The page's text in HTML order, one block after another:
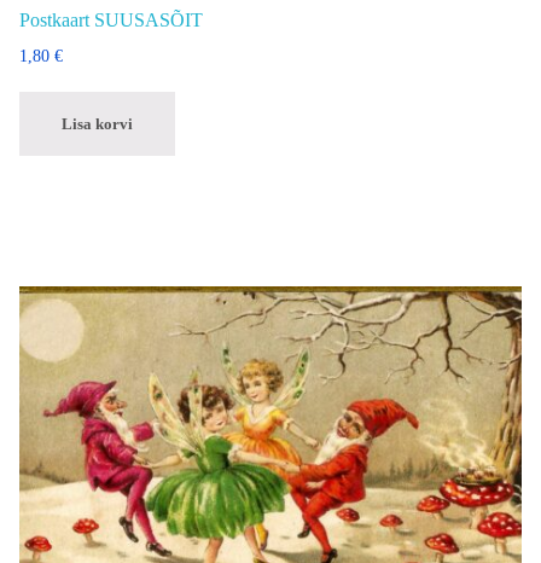
Postkaart SUUSASÕIT
1,80 €
Lisa korvi